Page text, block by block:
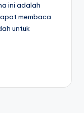
ini adalah
membaca
untuk